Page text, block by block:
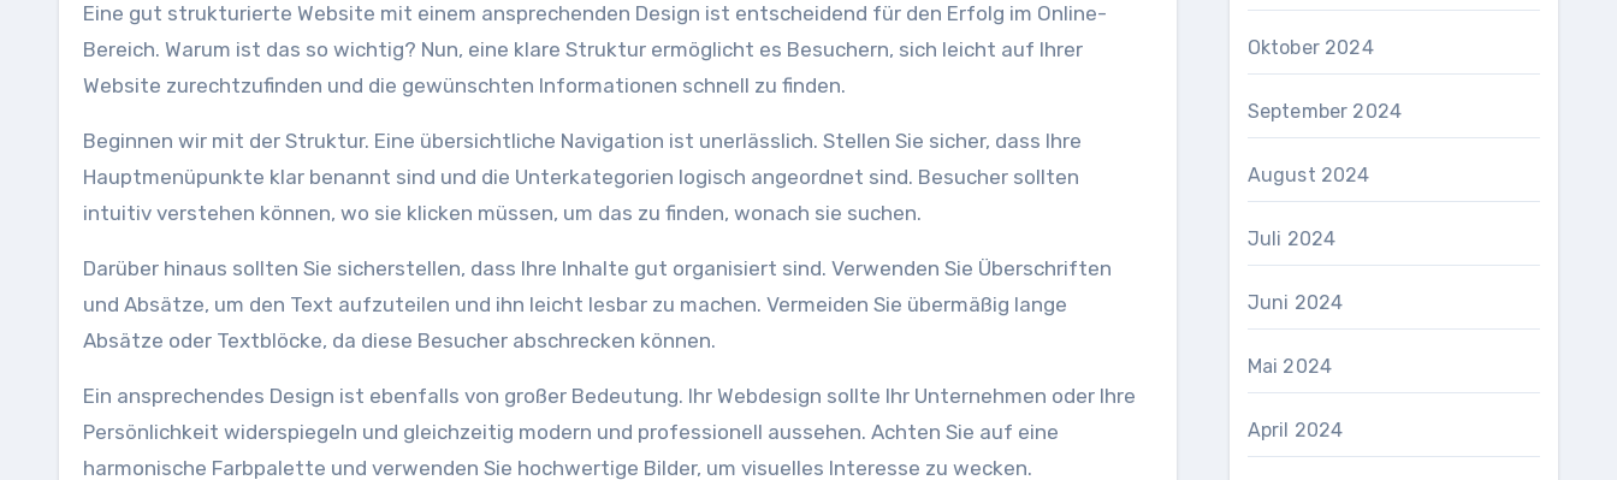
Eine gut strukturierte Website mit einem ansprechenden Design ist entscheidend für den Erfolg im Online-
Bereich. Warum ist das so wichtig? Nun, eine klare Struktur ermöglicht es Besuchern, sich leicht auf Ihrer
Website zurechtzufinden und die gewünschten Informationen schnell zu finden.
Beginnen wir mit der Struktur. Eine übersichtliche Navigation ist unerlässlich. Stellen Sie sicher, dass Ihre
Hauptmenüpunkte klar benannt sind und die Unterkategorien logisch angeordnet sind. Besucher sollten
intuitiv verstehen können, wo sie klicken müssen, um das zu finden, wonach sie suchen.
Darüber hinaus sollten Sie sicherstellen, dass Ihre Inhalte gut organisiert sind. Verwenden Sie Überschriften
und Absätze, um den Text aufzuteilen und ihn leicht lesbar zu machen. Vermeiden Sie übermäßig lange
Absätze oder Textblöcke, da diese Besucher abschrecken können.
Ein ansprechendes Design ist ebenfalls von großer Bedeutung. Ihr Webdesign sollte Ihr Unternehmen oder Ihre
Persönlichkeit widerspiegeln und gleichzeitig modern und professionell aussehen. Achten Sie auf eine
harmonische Farbpalette und verwenden Sie hochwertige Bilder, um visuelles Interesse zu wecken.
Oktober 2024
September 2024
August 2024
Juli 2024
Juni 2024
Mai 2024
April 2024